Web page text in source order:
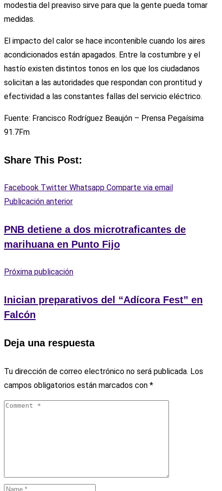
modestia del preaviso sirve para que la gente pueda tomar
medidas.
El impacto del calor se hace incontenible cuando los aires
acondicionados están apagados. Entre la costumbre y el
hastío existen distintos tonos en los que los ciudadanos
solicitan a las autoridades que respondan con prontitud y
efectividad a las constantes fallas del servicio eléctrico.
Fuente: Francisco Rodríguez Beaujón – Prensa Pegaísima
91.7Fm
Share This Post:
Facebook Twitter Whatsapp Comparte via email
Publicación anterior
PNB detiene a dos microtraficantes de
marihuana en Punto Fijo
Próxima publicación
Inician preparativos del “Adícora Fest” en
Falcón
Deja una respuesta
Tu dirección de correo electrónico no será publicada. Los
campos obligatorios están marcados con *